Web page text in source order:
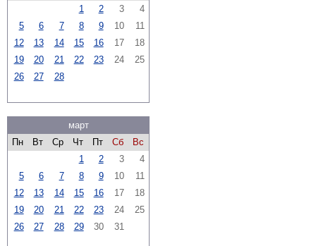
1
2 3
4
5
6 7 8 9 10
11
12
13 14 15 16 17
18
19
20 21 22 23 24
25
26
27 28
март
Пн
Вт Ср Чт Пт Сб
Вс
1
2 3
4
5
6 7 8 9 10
11
12
13 14 15 16 17
18
19
20 21 22 23 24
25
26
27 28 29 30 31